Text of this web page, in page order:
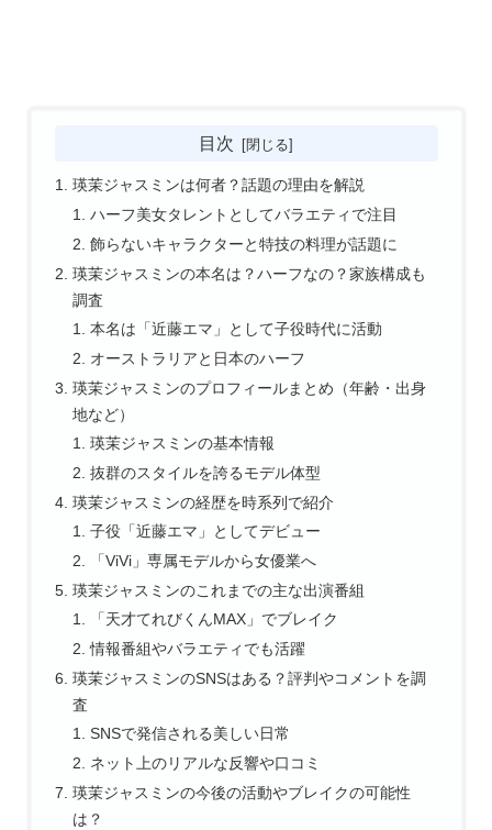
目次
瑛茉ジャスミンは何者？話題の理由を解説
ハーフ美女タレントとしてバラエティで注目
飾らないキャラクターと特技の料理が話題に
瑛茉ジャスミンの本名は？ハーフなの？家族構成も
調査
本名は「近藤エマ」として子役時代に活動
オーストラリアと日本のハーフ
瑛茉ジャスミンのプロフィールまとめ（年齢・出身
地など）
瑛茉ジャスミンの基本情報
抜群のスタイルを誇るモデル体型
瑛茉ジャスミンの経歴を時系列で紹介
子役「近藤エマ」としてデビュー
「ViVi」専属モデルから女優業へ
瑛茉ジャスミンのこれまでの主な出演番組
「天才てれびくんMAX」でブレイク
情報番組やバラエティでも活躍
瑛茉ジャスミンのSNSはある？評判やコメントを調
査
SNSで発信される美しい日常
ネット上のリアルな反響や口コミ
瑛茉ジャスミンの今後の活動やブレイクの可能性
は？